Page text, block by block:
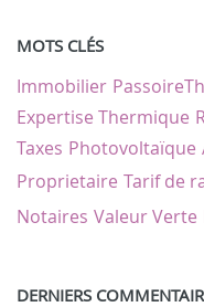
MOTS CLÉS
Immobilier
Expertise Thermique
Taxes Photovoltaïque
Proprietaire Tarif de
Notaires Valeur Verte
DERNIERS